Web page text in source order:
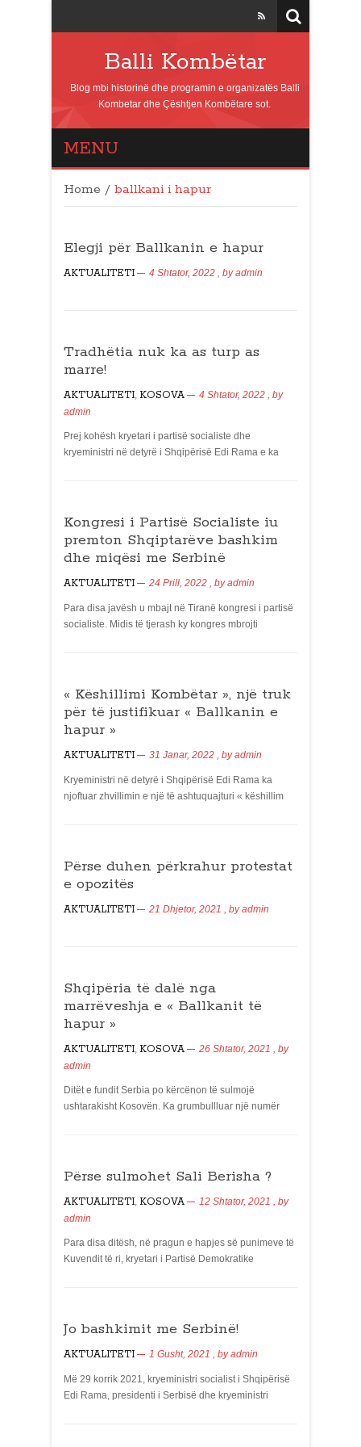
Balli Kombëtar
Blog mbi historinë dhe programin e organizatës Balli
Kombetar dhe Çështjen Kombëtare sot.
MENU
Home / ballkani i hapur
Elegji për Ballkanin e hapur
AKTUALITETI 4 Shtator, 2022 , byadmin
Tradhëtia nuk ka as turp as
marre!
AKTUALITETI, KOSOVA 4 Shtator, 2022 , by
admin
Prej kohësh kryetari i partisë socialiste dhe
kryeministri në detyrë i Shqipërisë Edi Rama e ka
Kongresi i Partisë Socialiste iu
premton Shqiptarëve bashkim
dhe miqësi me Serbinë
AKTUALITETI 24 Prill, 2022 , byadmin
Para disa javësh u mbajt në Tiranë kongresi i partisë
socialiste. Midis të tjerash ky kongres mbrojti
« Këshillimi Kombëtar », një truk
për të justifikuar « Ballkanin e
hapur »
AKTUALITETI 31 Janar, 2022 , byadmin
Kryeministri në detyrë i Shqipërisë Edi Rama ka
njoftuar zhvillimin e një të ashtuquajturi « këshillim
Përse duhen përkrahur protestat
e opozitës
AKTUALITETI 21 Dhjetor, 2021 , byadmin
Shqipëria të dalë nga
marrëveshja e « Ballkanit të
hapur »
AKTUALITETI, KOSOVA 26 Shtator, 2021 , by
admin
Ditët e fundit Serbia po kërcënon të sulmojë
ushtarakisht Kosovën. Ka grumbullluar një numër
Përse sulmohet Sali Berisha ?
AKTUALITETI, KOSOVA 12 Shtator, 2021 , by
admin
Para disa ditësh, në pragun e hapjes së punimeve të
Kuvendit të ri, kryetari i Partisë Demokratike
Jo bashkimit me Serbinë!
AKTUALITETI 1 Gusht, 2021 , byadmin
Më 29 korrik 2021, kryeministri socialist i Shqipërisë
Edi Rama, presidenti i Serbisë dhe kryeministri